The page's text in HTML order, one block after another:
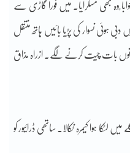
ًوہ بھی مسکرایا۔ میں فوراً گاڑی سے
ہوئی نسوار کی پڑیا بائیں ہاتھ منتقل
دونوں بات چیت کرنے لگے۔ ازراہ مذاق
لٹکا ہوا کیمرہ نکالا۔ ساتھی ڈرائیور کو